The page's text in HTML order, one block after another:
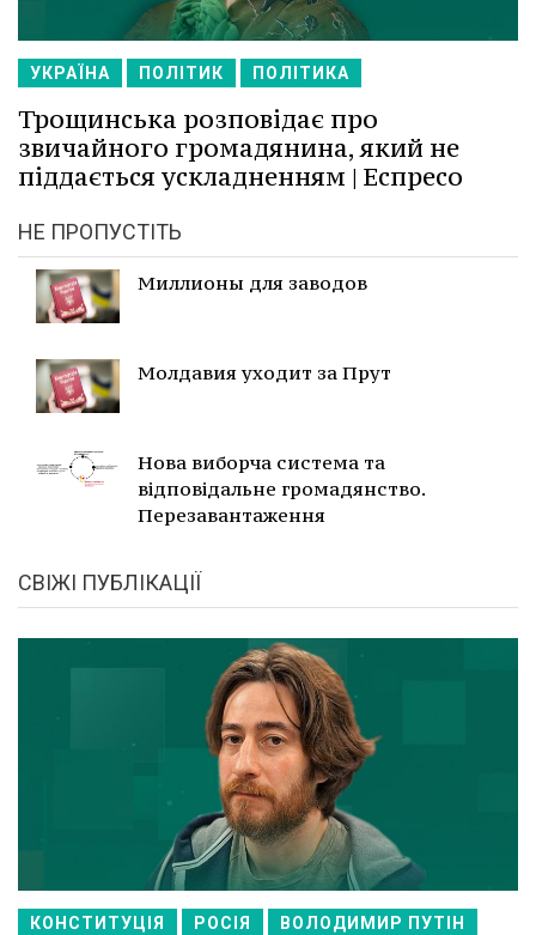
УКРАЇНА ПОЛІТИК ПОЛІТИКА
Трощинська розповідає про
звичайного громадянина, який не
піддається ускладненням | Еспресо
НЕ ПРОПУСТІТЬ
Миллионы для заводов
Молдавия уходит за Прут
Нова виборча система та
відповідальне громадянство.
Перезавантаження
СВІЖІ ПУБЛІКАЦІЇ
КОНСТИТУЦІЯ РОСІЯ ВОЛОДИМИР ПУТІН